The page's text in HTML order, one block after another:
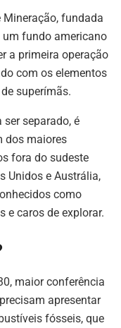
Mineração, fundada
fundo americano
a primeira operação
com os elementos
superímãs.
ser separado, é
dos maiores
fora do sudeste
Unidos e Austrália,
como
e caros de explorar.
maior conferência
apresentar
fósseis, que